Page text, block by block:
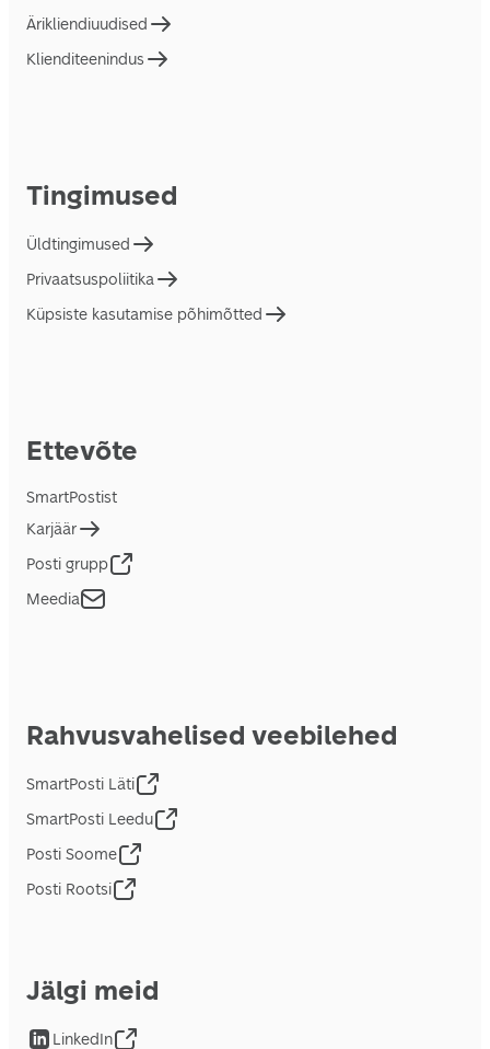
Ärikliendiuudised
Klienditeenindus
Tingimused
Üldtingimused
Privaatsuspoliitika
Küpsiste kasutamise põhimõtted
Ettevõte
SmartPostist
Karjäär
Posti grupp
Meedia
Rahvusvahelised veebilehed
SmartPosti Läti
SmartPosti Leedu
Posti Soome
Posti Rootsi
Jälgi meid
LinkedIn